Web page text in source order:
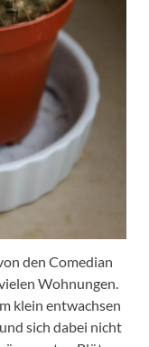
den Comedian
Wohnungen.
klein entwachsen
sich dabei nicht